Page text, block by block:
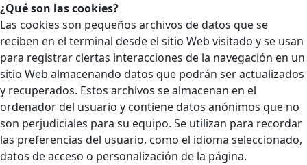
¿Qué son las cookies?
Las cookies son pequeños archivos de datos que se
reciben en el terminal desde el sitio Web visitado y se usan
para registrar ciertas interacciones de la navegación en un
sitio Web almacenando datos que podrán ser actualizados
y recuperados. Estos archivos se almacenan en el
ordenador del usuario y contiene datos anónimos que no
son perjudiciales para su equipo. Se utilizan para recordar
las preferencias del usuario, como el idioma seleccionado,
datos de acceso o personalización de la página.